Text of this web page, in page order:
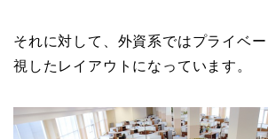
それに対して、外資系ではプライベ
視したレイアウトになっています。